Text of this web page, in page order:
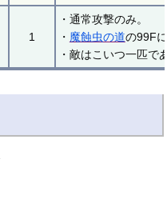
1
・通常攻撃のみ。
・ 魔蝕虫の道の99F
・敵はこいつ一匹